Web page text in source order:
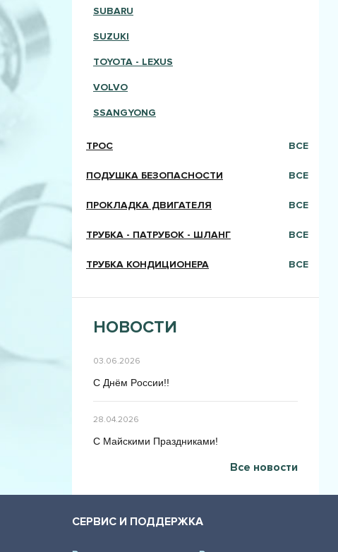
SUBARU
SUZUKI
TOYOTA - LEXUS
VOLVO
SSANGYONG
ВСЕ
ТРОС
ВСЕ
ПОДУШКА БЕЗОПАСНОСТИ
ВСЕ
ПРОКЛАДКА ДВИГАТЕЛЯ
ВСЕ
ТРУБКА - ПАТРУБОК - ШЛАНГ
ВСЕ
ТРУБКА КОНДИЦИОНЕРА
НОВОСТИ
03.06.2026
C Днём Poccии!!
28.04.2026
C Maйcкими Праздниками!
Все новости
СЕРВИС И ПОДДЕРЖКА